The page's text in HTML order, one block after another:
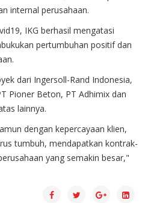
internal perusahaan.
IKG berhasil mengatasi
pertumbuhan positif dan
dari Ingersoll-Rand Indonesia,
Pioner Beton, PT Adhimix dan
lainnya.
dengan kepercayaan klien,
tumbuh, mendapatkan kontrak-
yang semakin besar,"